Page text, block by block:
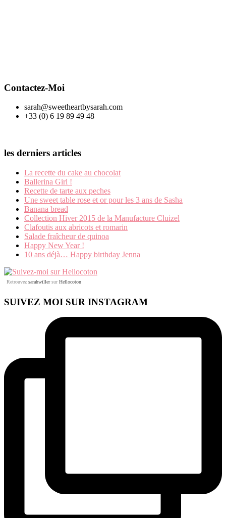
Contactez-Moi
sarah@sweetheartbysarah.com
+33 (0) 6 19 89 49 48
les derniers articles
La recette du cake au chocolat
Ballerina Girl !
Recette de tarte aux peches
Une sweet table rose et or pour les 3 ans de Sasha
Banana bread
Collection Hiver 2015 de la Manufacture Cluizel
Clafoutis aux abricots et romarin
Salade fraîcheur de quinoa
Happy New Year !
10 ans déjà… Happy birthday Jenna
Retrouvez sarahwillersurHellocoton
SUIVEZ MOI SUR INSTAGRAM